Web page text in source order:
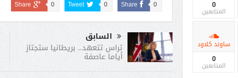
Share 0
Tweet 0
Share 0
السابق
تراس تتعهد.. بريطانيا ستجتاز
أياما عاصفة
0
المتابعين
ساوند كلاود
0
المتابعين